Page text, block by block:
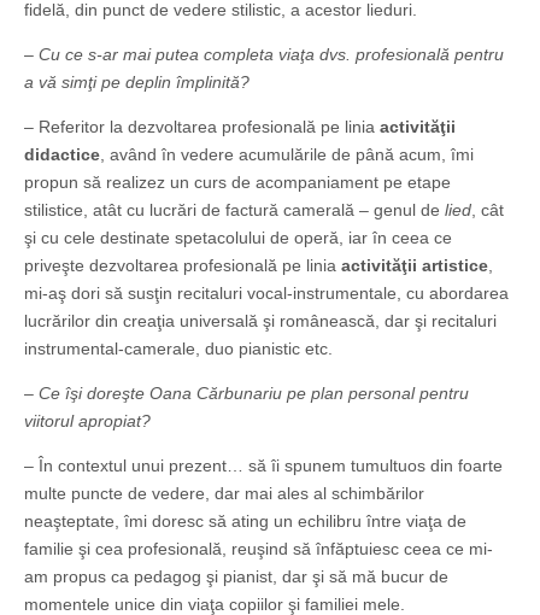
fidelă, din punct de vedere stilistic, a acestor lieduri.
– Cu ce s-ar mai putea completa viaţa dvs. profesională pentru
a vă simţi pe deplin împlinită?
– Referitor la dezvoltarea profesională pe linia activităţii
didactice, având în vedere acumulările de până acum, îmi
propun să realizez un curs de acompaniament pe etape
stilistice, atât cu lucrări de factură camerală – genul de lied, cât
şi cu cele destinate spetacolului de operă, iar în ceea ce
priveşte dezvoltarea profesională pe linia activităţii artistice,
mi-aş dori să susţin recitaluri vocal-instrumentale, cu abordarea
lucrărilor din creaţia universală şi românească, dar şi recitaluri
instrumental-camerale, duo pianistic etc.
– Ce îşi doreşte Oana Cărbunariu pe plan personal pentru
viitorul apropiat?
– În contextul unui prezent… să îi spunem tumultuos din foarte
multe puncte de vedere, dar mai ales al schimbărilor
neaşteptate, îmi doresc să ating un echilibru între viaţa de
familie şi cea profesională, reuşind să înfăptuiesc ceea ce mi-
am propus ca pedagog şi pianist, dar şi să mă bucur de
momentele unice din viaţa copiilor şi familiei mele.